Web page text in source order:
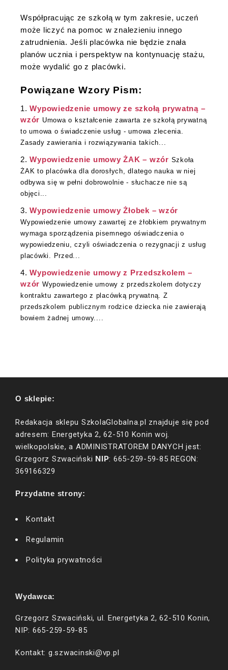
Współpracując ze szkołą w tym zakresie, uczeń
może liczyć na pomoc w znalezieniu innego
zatrudnienia. Jeśli placówka nie będzie znała
planów ucznia i perspektyw na kontynuację stażu,
może wydalić go z placówki.
Powiązane Wzory Pism:
Wypowiedzenie umowy ze szkołą prywatną –
wzór Umowa o kształcenie zawarta ze szkołą prywatną
to umowa o świadczenie usług - umowa zlecenia.
Zasady zawierania i rozwiązywania takich...
Wypowiedzenie umowy ŻAK – wzór Szkoła
ŻAK to placówka dla dorosłych, dlatego nauka w niej
odbywa się w pełni dobrowolnie - słuchacze nie są
objęci...
Wypowiedzenie umowy Żłobek – wzór
Wypowiedzenie umowy zawartej ze żłobkiem prywatnym
wymaga sporządzenia pisemnego oświadczenia o
wypowiedzeniu, czyli oświadczenia o rezygnacji z usług
placówki. Przed...
Wypowiedzenie umowy z Przedszkolem –
wzór Wypowiedzenie umowy z przedszkolem dotyczy
kontraktu zawartego z placówką prywatną. Z
przedszkolem publicznym rodzice dziecka nie zawierają
bowiem żadnej umowy....
O sklepie:
Redakacja sklepu SzkolaGlobalna.pl znajduje się pod
adresem: Energetyka 2, 62-510 Konin woj.
wielkopolskie, a ADMINISTRATOREM DANYCH jest:
Grzegorz Szwaciński NIP: 665-259-59-85 REGON:
369166329
Przydatne strony:
Kontakt
Regulamin
Polityka prywatności
Wydawca:
Grzegorz Szwaciński, ul. Energetyka 2, 62-510 Konin,
NIP: 665-259-59-85
Kontakt: g.szwacinski@vp.pl